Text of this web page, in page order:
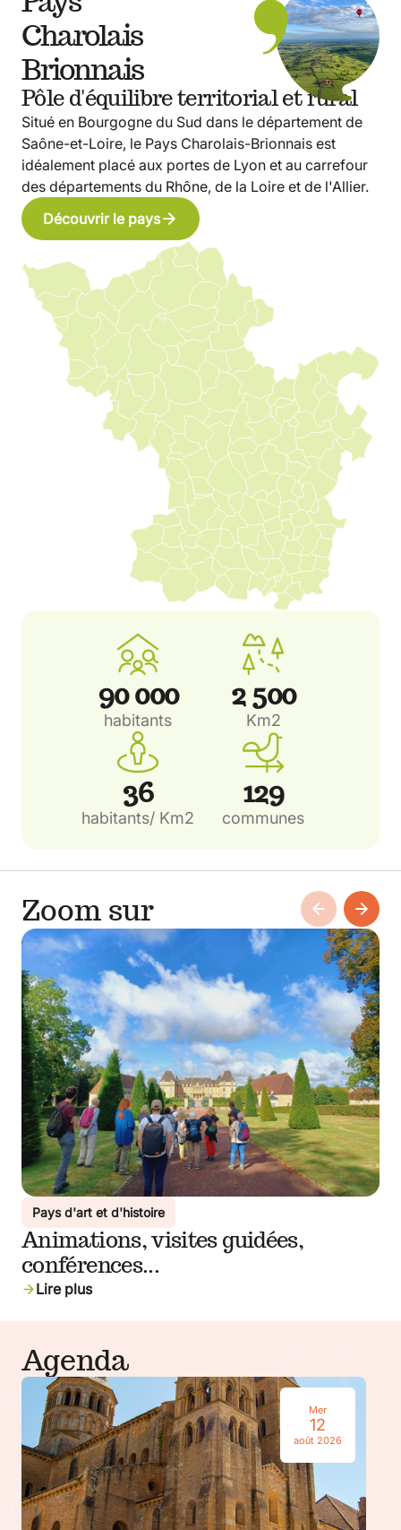
Charolais
Brionnais
Pôle d'équilibre territorial et rural
Situé en Bourgogne du Sud dans le département de
Saône-et-Loire, le Pays Charolais-Brionnais est
idéalement placé aux portes de Lyon et au carrefour
des départements du Rhône, de la Loire et de l'Allier.
Découvrir le pays
90 000
habitants
2 500
Km2
36
habitants/ Km2
129
communes
Zoom sur
Pays d'art et d'histoire
Animations, visites guidées,
conférences...
Lire plus
Agenda
Mer
12
août 2026